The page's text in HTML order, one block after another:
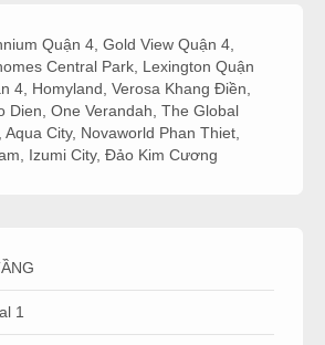
Quận 4 Gold View Quận 4
Central Park Lexington Quận
4 Homyland Verosa Khang Điền
Dien One Verandah The Global
Aqua City, Novaworld Phan Thiet
Izumi City, Đảo Kim Cương
1